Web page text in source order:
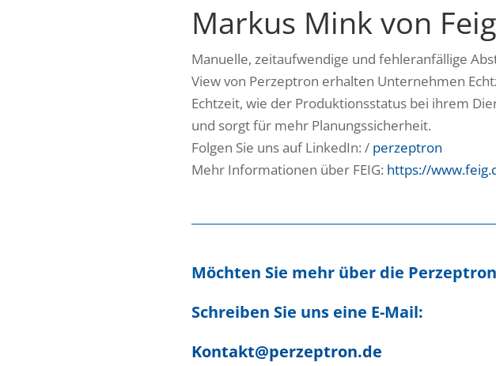
Markus Mink von
Manuelle, zeitaufwendige und fehleranfällige
View von Perzeptron erhalten Unternehmen
Echtzeit, wie der Produktionsstatus bei ihrem
und sorgt für mehr Planungssicherheit.
Folgen Sie uns auf LinkedIn: / perzeptron
Mehr Informationen über FEIG: https://
Möchten Sie mehr über die
Schreiben Sie uns eine E-Mail:
Kontakt@perzeptron.de